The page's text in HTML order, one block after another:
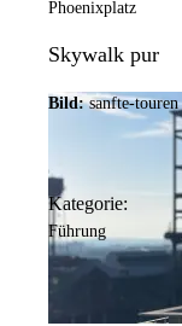
Phoenixplatz
Skywalk pur
Bild: sanfte-touren
Kategorie:
Führung